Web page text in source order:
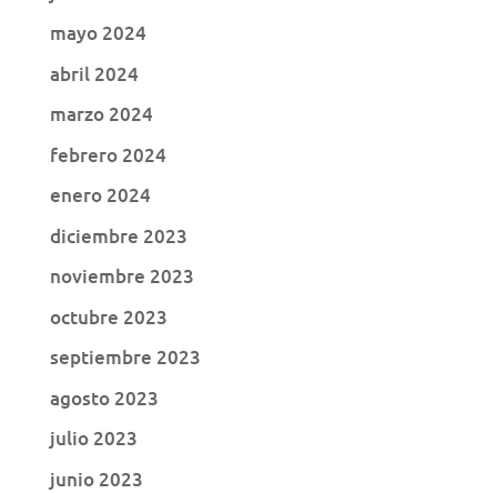
mayo 2024
abril 2024
marzo 2024
febrero 2024
enero 2024
diciembre 2023
noviembre 2023
octubre 2023
septiembre 2023
agosto 2023
julio 2023
junio 2023